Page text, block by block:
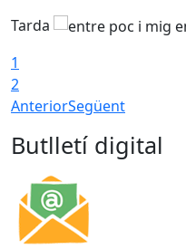
Tarda
1
2
AnteriorSegüent
Butlletí digital